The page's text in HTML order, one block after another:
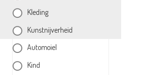
Kleding
Kunstnijverheid
Automoiel
Kind